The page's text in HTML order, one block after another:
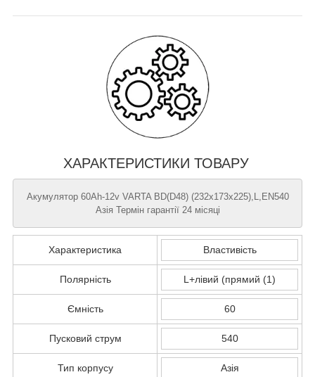
ХАРАКТЕРИСТИКИ ТОВАРУ
Акумулятор 60Ah-12v VARTA BD(D48) (232х173х225),L,EN540
Азія Термін гарантії 24 місяці
Характеристика Властивість
Полярність L+лівий (прямий (1)
Ємність 60
Пусковий струм 540
Тип корпусу Азія